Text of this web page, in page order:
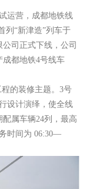
运营，成都地铁线
列“新津造”列车于
司正式下线，公司
成都地铁4号线车
的装修主题。3号
设计演绎，使全线
属车辆24列，最高
时间为 06:30—